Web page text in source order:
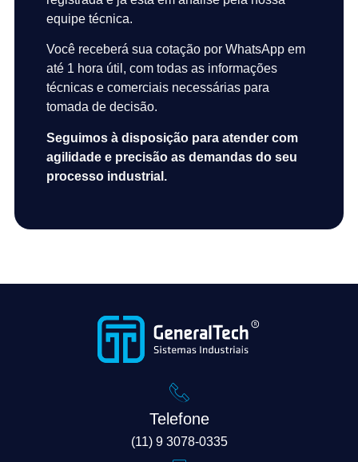
equipe técnica.
Você receberá sua cotação por WhatsApp em
até 1 hora útil, com todas as informações
técnicas e comerciais necessárias para
tomada de decisão.
Seguimos à disposição para atender com
agilidade e precisão as demandas do seu
processo industrial.
Telefone
(11) 9 3078-0335